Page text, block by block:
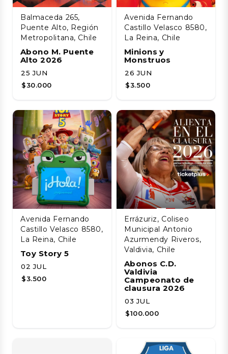
Balmaceda 265,
Puente Alto, Región
Metropolitana, Chile
Abono M. Puente
Alto 2026
25 JUN
$30.000
Avenida Fernando
Castillo Velasco 8580,
La Reina, Chile
Minions y
Monstruos
26 JUN
$3.500
Avenida Fernando
Castillo Velasco 8580,
La Reina, Chile
Toy Story 5
02 JUL
$3.500
Errázuriz, Coliseo
Municipal Antonio
Azurmendy Riveros,
Valdivia, Chile
Abonos C.D.
Valdivia
Campeonato de
clausura 2026
03 JUL
$100.000